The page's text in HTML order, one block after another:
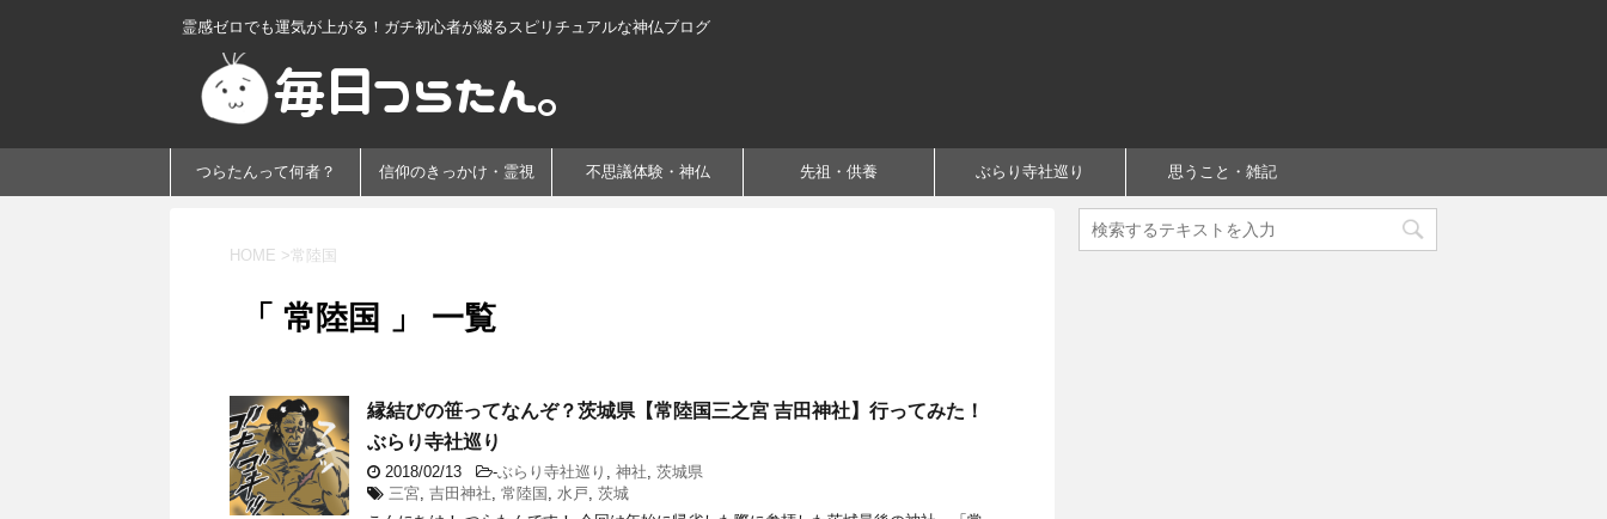
霊感ゼロでも運気が上がる！ガチ初心者が綴るスピリチュアルな神仏ブログ
つらたんって何者？ 信仰のきっかけ・霊視 不思議体験・神仏 先祖・供養 ぶらり寺社巡り 思うこと・雑記
HOME > 常陸国
「 常陸国 」 一覧
縁結びの笹ってなんぞ？茨城県【常陸国三之宮 吉田神社】行ってみた！
ぶらり寺社巡り
2018/02/13 -ぶらり寺社巡り , 神社, 茨城県
三宮, 吉田神社, 常陸国 , 水戸, 茨城